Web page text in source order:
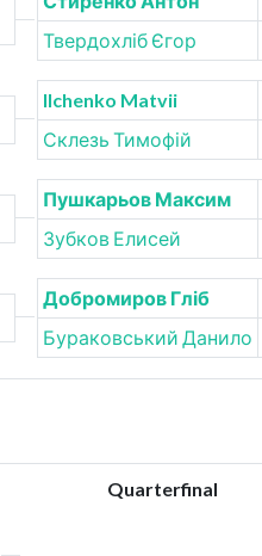
Твердохліб Єгор
Ilchenko Matvii
Склезь Тимофій
Пушкарьов Максим
Зубков Елисей
Добромиров Гліб
Бураковський Данило
Quarterfinal